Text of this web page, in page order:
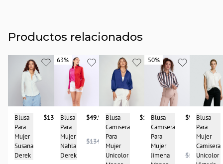
Productos relacionados
Blusa
Para
Mujer
Susana
Derek
$137.900
63%
63%
Blusa
Para
Mujer
Nahla
Derek
$49.950
$134.950
Blusa
Camisera
Para
Mujer
Unicolor
$157.900
50%
50%
Blusa
Camisera
Para
Mujer
Jimena
$93.950
$186.950
Blusa
Para
Mujer
Camisera
Unicolor